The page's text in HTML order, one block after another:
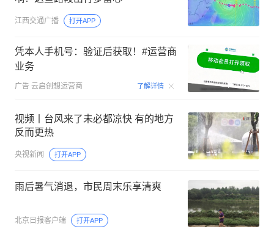
江西交通广播 打开APP
凭本人手机号：验证后获取！#运营商
业务
广告 云启创想运营商 了解详情 00:15
视频丨台风来了未必都凉快 有的地方
反而更热
央视新闻 打开APP
雨后暑气消退，市民周末乐享清爽
北京日报客户端 打开APP